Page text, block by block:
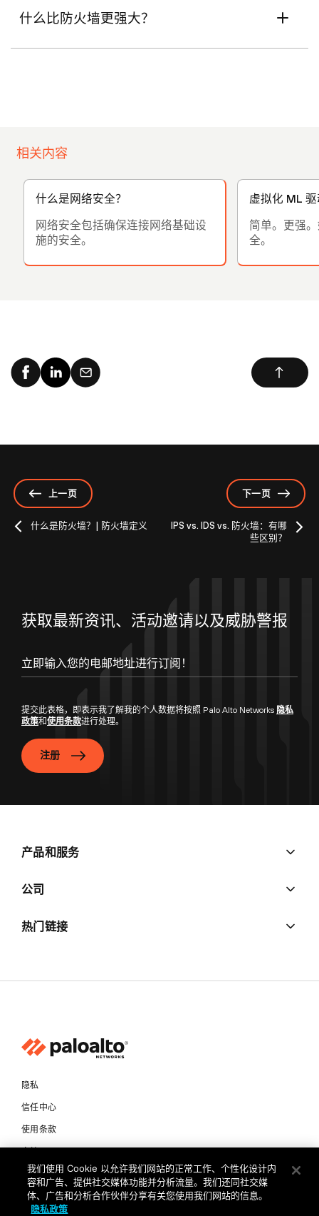
什么比防火墙更强大？
相关内容
什么是网络安全？
网络安全包括确保连接网络基础设
施的安全。
虚拟化 ML
简单。更强
全。
上一页
什么是防火墙？| 防火墙定义
下一页
IPS vs. IDS vs. 防火墙：有哪
些区别？
获取最新资讯、活动邀请以及威胁警报
提交此表格，即表示我了解我的个人数据将按照 Palo Alto Networks 隐私
政策和使用条款进行处理。
注册
产品和服务
公司
热门链接
隐私
信任中心
使用条款
版权所有 © 2026 Palo Alto Networks。保留所有权利
我们使用 Cookie 以允许我们网站的正常工作、个性化设计内
容和广告、提供社交媒体功能并分析流量。我们还同社交媒
体、广告和分析合作伙伴分享有关您使用我们网站的信息。
隐私政策